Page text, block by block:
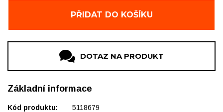
PŘIDAT DO KOŠÍKU
DOTAZ NA PRODUKT
Základní informace
Kód produktu: 5118679